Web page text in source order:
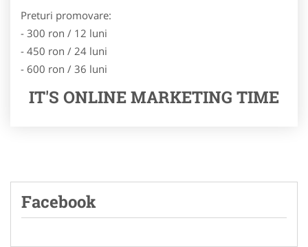
Preturi promovare:
- 300 ron / 12 luni
- 450 ron / 24 luni
- 600 ron / 36 luni
IT'S ONLINE MARKETING TIME
Facebook